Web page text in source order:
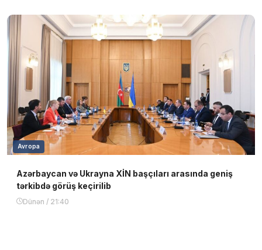
Avropa
Azərbaycan və Ukrayna XİN başçıları arasında geniş
tərkibdə görüş keçirilib
Dünən / 21:40